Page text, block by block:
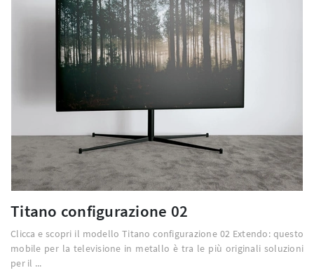
Titano configurazione 02
Clicca e scopri il modello Titano configurazione 02 Extendo: questo
mobile per la televisione in metallo è tra le più originali soluzioni
per il ...